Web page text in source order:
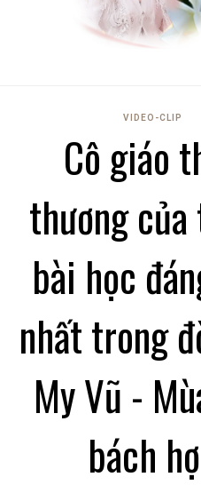
VIDEO-CLIP
Cô giáo
thương
bài học
nhất trong
My Vũ -
bách